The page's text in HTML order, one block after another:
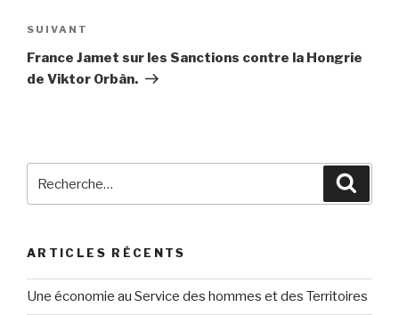
Article
suivant
SUIVANT
France Jamet sur les Sanctions contre la Hongrie
de Viktor Orbàn.
ARTICLES RÉCENTS
Une économie au Service des hommes et des Territoires